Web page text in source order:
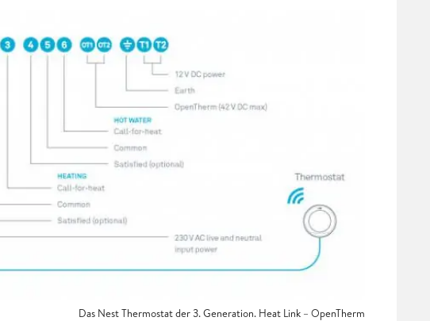
Das Nest Thermostat der 3. Generation. Heat Link – OpenTherm